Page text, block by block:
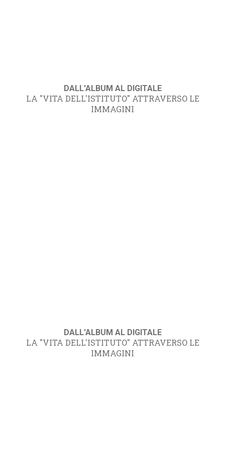
DALL'ALBUM AL DIGITALE
LA "VITA DELL'ISTITUTO" ATTRAVERSO LE
IMMAGINI
DALL'ALBUM AL DIGITALE
LA "VITA DELL'ISTITUTO" ATTRAVERSO LE
IMMAGINI